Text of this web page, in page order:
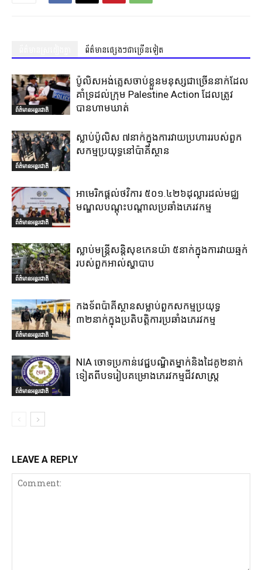
ព័ត៌មានផ្សេងៗជាច្រើនទៀត
ព័ត៌មានអន្តរជាតិ
ប៉ូលិសអង់គ្លេសចាប់ខ្លួនមនុស្សជាច្រើននាក់ដែល
គាំទ្រដល់ក្រុម Palestine Action ដែលត្រូវ
បានហាមឃាត់
ព័ត៌មានអន្តរជាតិ
ស្លាប់ប៉ូលិស ៧នាក់ក្នុងការវាយប្រហាររបស់ពួក
សកម្មប្រយុទ្ធនៅប៉ាគីស្ថាន
ព័ត៌មានអន្តរជាតិ
អាមេរិកផ្តល់ថវិការ ៥០១.៤២៦ដុល្លារដល់មជ្ឈ
មណ្ឌលបណ្តុះបណ្តាលប្រឆាំងភេរវកម្ម
ព័ត៌មានអន្តរជាតិ
ស្លាប់មន្ត្រីសន្តិសុខកេនយ៉ា ៥នាក់ក្នុងការវាយឆ្មក់
របស់ពួកអាល់ស្ហាបាប
ព័ត៌មានអន្តរជាតិ
កងទ័ពប៉ាគីស្ថានសម្លាប់ពួកសកម្មប្រយុទ្ធ
៣២នាក់ក្នុងប្រតិបត្តិការប្រឆាំងភេរវកម្ម
ព័ត៌មានអន្តរជាតិ
NIA ចោទប្រកាន់វេជ្ជបណ្ឌិតម្នាក់និងដៃគូ២នាក់
ទៀតពីបទរៀបគម្រោងភេរវកម្មជីវសាស្ត្រ
LEAVE A REPLY